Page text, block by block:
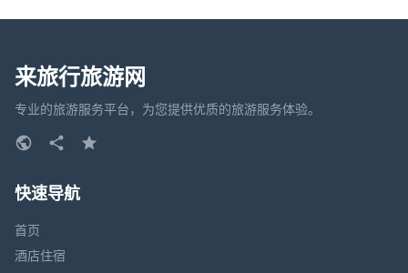
来旅行旅游网
专业的旅游服务平台，为您提供优质的旅游服务体验。
快速导航
首页
酒店住宿